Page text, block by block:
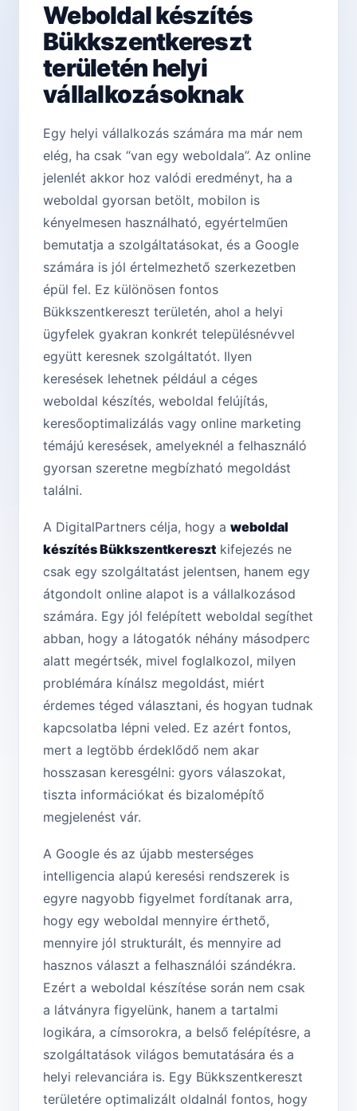
Weboldal készítés
Bükkszentkereszt
területén helyi
vállalkozásoknak
Egy helyi vállalkozás számára ma már nem
elég, ha csak “van egy weboldala”. Az online
jelenlét akkor hoz valódi eredményt, ha a
weboldal gyorsan betölt, mobilon is
kényelmesen használható, egyértelműen
bemutatja a szolgáltatásokat, és a Google
számára is jól értelmezhető szerkezetben
épül fel. Ez különösen fontos
Bükkszentkereszt területén, ahol a helyi
ügyfelek gyakran konkrét településnévvel
együtt keresnek szolgáltatót. Ilyen
keresések lehetnek például a céges
weboldal készítés, weboldal felújítás,
keresőoptimalizálás vagy online marketing
témájú keresések, amelyeknél a felhasználó
gyorsan szeretne megbízható megoldást
találni.
A DigitalPartners célja, hogy a weboldal
készítés Bükkszentkereszt kifejezés ne
csak egy szolgáltatást jelentsen, hanem egy
átgondolt online alapot is a vállalkozásod
számára. Egy jól felépített weboldal segíthet
abban, hogy a látogatók néhány másodperc
alatt megértsék, mivel foglalkozol, milyen
problémára kínálsz megoldást, miért
érdemes téged választani, és hogyan tudnak
kapcsolatba lépni veled. Ez azért fontos,
mert a legtöbb érdeklődő nem akar
hosszasan keresgélni: gyors válaszokat,
tiszta információkat és bizalomépítő
megjelenést vár.
A Google és az újabb mesterséges
intelligencia alapú keresési rendszerek is
egyre nagyobb figyelmet fordítanak arra,
hogy egy weboldal mennyire érthető,
mennyire jól strukturált, és mennyire ad
hasznos választ a felhasználói szándékra.
Ezért a weboldal készítése során nem csak
a látványra figyelünk, hanem a tartalmi
logikára, a címsorokra, a belső felépítésre, a
szolgáltatások világos bemutatására és a
helyi relevanciára is. Egy Bükkszentkereszt
területére optimalizált oldalnál fontos, hogy